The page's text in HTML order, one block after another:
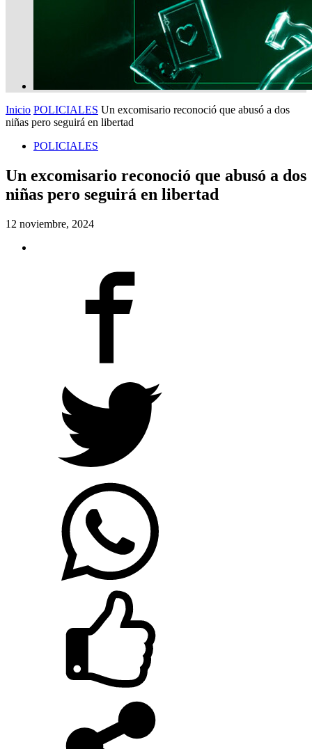
Inicio POLICIALES Un excomisario reconoció que abusó a dos
niñas pero seguirá en libertad
POLICIALES
Un excomisario reconoció que abusó a dos
niñas pero seguirá en libertad
12 noviembre, 2024